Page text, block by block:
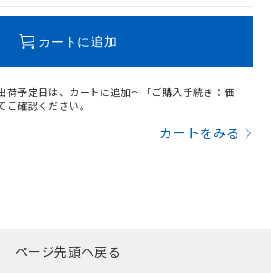
カートに追加
荷予定日は、カートに追加～「ご購入手続き：価
確認ください。
カートをみる
ページ先頭へ戻る